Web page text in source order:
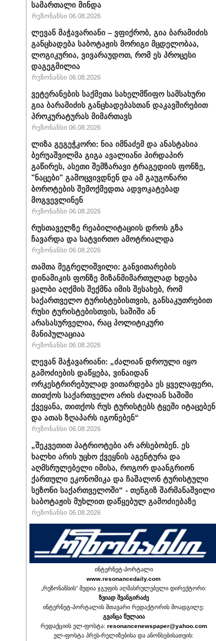
სამართალი მინდა
რეზონანსი 06.08.2026
ლევან მაჭავარიანი – ვფიქრობ, გია ბარამიძის
განცხადება საბოტაჟის მორიგი მცდელობაა,
ლოგიკურია, ვივარაუდოთ, რომ ეს პროცესი
დაგეგმილია
რეზონანსი 06.08.2026
ვეტერანების საქმეთა სახელმწიფო სამსახური
გია ბარამიძის განცხადებასთან დაკავშირებით
პროკურატურას მიმართავს
რეზონანსი 06.08.2026
ლიზა გეგეჭკორი: ნია იმნაძემ და ანასტასია
ბერუაშვილმა გიგა ავალიანი პირდაპირ
გაწირეს, ასეთი შემზარავი ტრაგედიის ფონზე,
"ნაცები" გამოცვივდნენ და ამ გაუგონარი
ბოროტების შემოქმედთა ადვოკატებად
მოგვევლინენ
რეზონანსი 06.08.2026
რუსთაველზე რეაბილიტაციის დროს გზა
ჩავარდა და სატვირთო ამოტრიალდა
რეზონანსი 06.08.2026
თამთა მეგრელიშვილი: განვითარების
დინამიკის ფონზე მიზანმიმართულად ხდება
ყალბი აღქმის შექმნა იმის შესახებ, რომ
საქართველო ტურისტებისთვის, განსაკუთრებით
რუსი ტურისტებისთვის, საშიში ან
არასასურველია, რაც პოლიტიკური
მანიპულაციაა
რეზონანსი 06.08.2026
ლევან მაჭავარიანი: „ძალიან დროული იყო
გამოძიების დაწყება, ვინაიდან
ორკესტრირებულად ვითარდება ეს ყველაფერი,
თითქოს საქართველო არის ძალიან საშიში
ქვეყანა, თითქოს რუს ტურისტებს ტყეში იტაცებენ
და ათას ზღაპარს იგონებენ“
რეზონანსი 06.08.2026
„შეკვეთით პატრიოტები არ არსებობენ. ეს
ხალხი არის უცხო ქვეყნის აგენტურა და
აღმსრულებელი იმისა, როგორ დაანგრიონ
ქართული ეკონომიკა და ჩაშალონ ტურისტული
სეზონი საქართველოში“ - თენგიზ შარმანაშვილი
საბოტაჟის მუხლით დაწყებულ გამოძიებაზე
რეზონანსი 06.08.2026
ინტერნეტ-პორტალი
www.resonancedaily.com
„რეზონანსის“ მედია ჯგუფის აღმასრულებელი დირექტორი:
ზვიად შვანგირაძე
ინტერნეტ-პორტალის მთავარი რედაქტორის მოადგილე:
გვანცა წულაია
რედაქციის ელ-ფოსტა: resonancenewspaper@yahoo.com
ელ-ფოსტა პრეს-რელიზებისა და ანონსებისათვის: